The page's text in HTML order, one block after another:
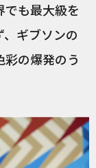
も最大級を
ギブソンの
の爆発のう